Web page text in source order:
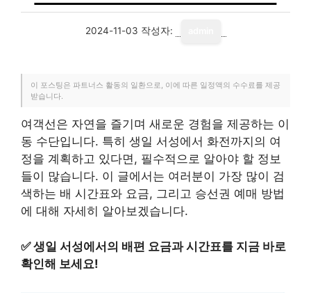
2024-11-03 작성자:
이 포스팅은 파트너스 활동의 일환으로, 이에 따른 일정액의 수수료를 제공
받습니다.
여객선은 자연을 즐기며 새로운 경험을 제공하는 이
동 수단입니다. 특히 생일 서성에서 화전까지의 여
정을 계획하고 있다면, 필수적으로 알아야 할 정보
들이 많습니다. 이 글에서는 여러분이 가장 많이 검
색하는 배 시간표와 요금, 그리고 승선권 예매 방법
에 대해 자세히 알아보겠습니다.
✅생일 서성에서의 배편 요금과 시간표를 지금 바로
확인해 보세요!